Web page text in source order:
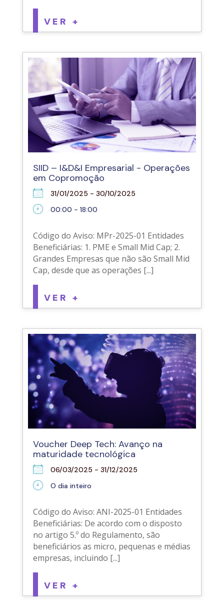
VER +
SIID – I&D&I Empresarial - Operações
em Copromoção
31/01/2025 - 30/10/2025
00:00 - 18:00
Código do Aviso: MPr-2025-01 Entidades
Beneficiárias: 1. PME e Small Mid Cap; 2.
Grandes Empresas que não são Small Mid
Cap, desde que as operações [...]
VER +
Voucher Deep Tech: Avanço na
maturidade tecnológica
06/03/2025 - 31/12/2025
O dia inteiro
Código do Aviso: ANI-2025-01 Entidades
Beneficiárias: De acordo com o disposto
no artigo 5.º do Regulamento, são
beneficiários as micro, pequenas e médias
empresas, incluindo [...]
VER +